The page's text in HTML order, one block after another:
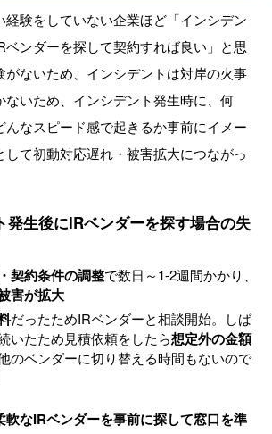
経験をしていない企業ほど「インシデン
ベンダーを探して契約すれば良い」と思
がないため、インシデントは対岸の火事
ないため、インシデント発生時に、何
んなスピード感で起きるか事前にイメー
して初動対応遅れ・被害拡大につながっ
発生後にIRベンダーを探す場合の失
契約条件の調整で数日～1-2週間かかり、
害が拡大
だったためIRベンダーと相談開始。しば
いたため見積依頼をしたら想定外の金額
のベンダーに切り替える時間もないので
軟なIRベンダーを事前に探して窓口を準